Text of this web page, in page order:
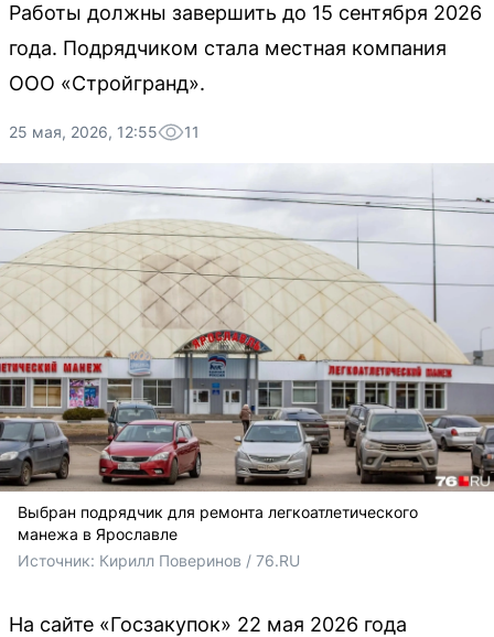
Работы должны завершить до 15 сентября 2026
года. Подрядчиком стала местная компания
ООО «Стройгранд».
25 мая, 2026, 12:55 11
Выбран подрядчик для ремонта легкоатлетического
манежа в Ярославле
Источник: Кирилл Поверинов / 76.RU
На сайте «Госзакупок» 22 мая 2026 года